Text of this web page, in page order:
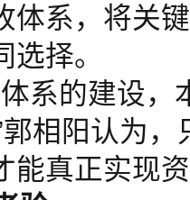
体系，将关
择。
系的建设，
郭相阳认为
能真正实现